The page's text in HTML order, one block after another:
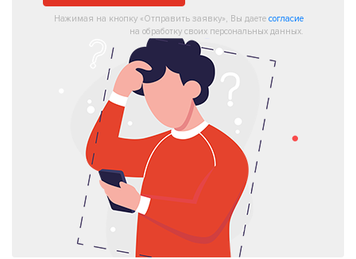
Нажимая на кнопку «Отправить заявку», Вы даете согласие
на обработку своих персональных данных.